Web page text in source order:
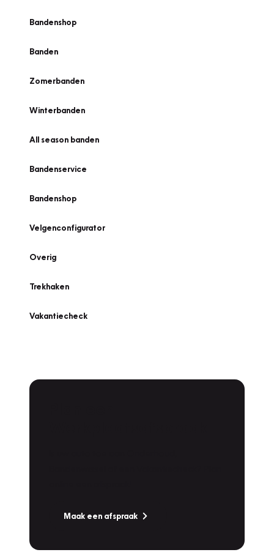
Bandenshop
Banden
Zomerbanden
Winterbanden
All season banden
Bandenservice
Bandenshop
Velgenconfigurator
Overig
Trekhaken
Vakantiecheck
Maak een afspraak